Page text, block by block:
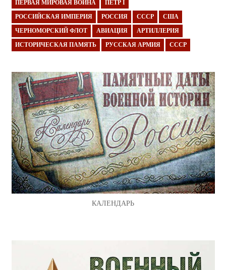
ПЕРВАЯ МИРОВАЯ ВОЙНА ПЁТР I
РОССИЙСКАЯ ИМПЕРИЯ РОССИЯ СССР США
ЧЕРНОМОРСКИЙ ФЛОТ АВИАЦИЯ АРТИЛЛЕРИЯ
ИСТОРИЧЕСКАЯ ПАМЯТЬ РУССКАЯ АРМИЯ СССР
КАЛЕНДАРЬ